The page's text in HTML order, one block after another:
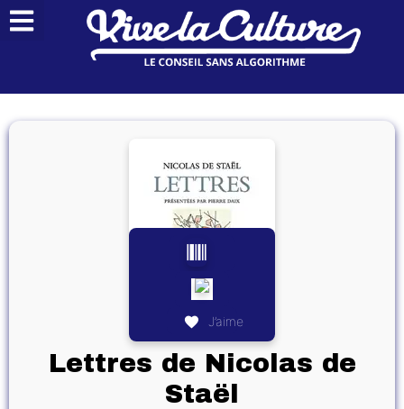
J’aime
Lettres de Nicolas de
Staël